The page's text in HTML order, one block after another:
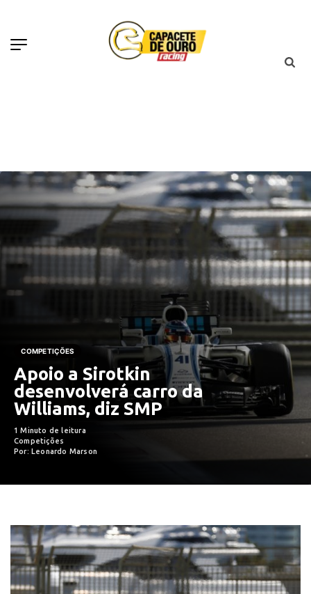
COMPETIÇÕES
Apoio a Sirotkin
desenvolverá carro da
Williams, diz SMP
1 Minuto de leitura
Competições
Por: Leonardo Marson